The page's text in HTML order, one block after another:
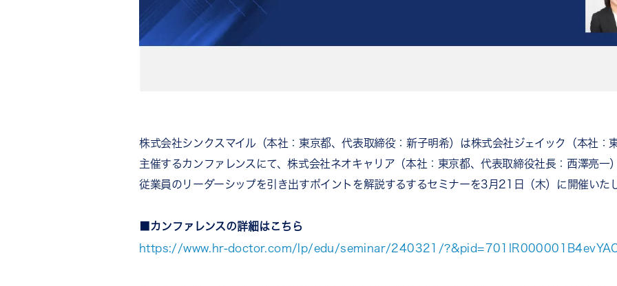
株式会社シンクスマイル（本社：東京都、代表取締役：新子明希）は株式会社ジェイック（本社：
主催するカンファレンスにて、株式会社ネオキャリア（本社：東京都、代表取締役社長：西澤亮一
従業員のリーダーシップを引き出すポイントを解説するするセミナーを3月21日（木）に開催いたし
■カンファレンスの詳細はこちら
https://www.hr-doctor.com/lp/edu/seminar/240321/